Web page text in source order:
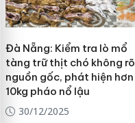
Đà Nẵng: Kiểm tra lò mổ
tàng trữ thịt chó không rõ
nguồn gốc, phát hiện hơn
10kg pháo nổ lậu
30/12/2025